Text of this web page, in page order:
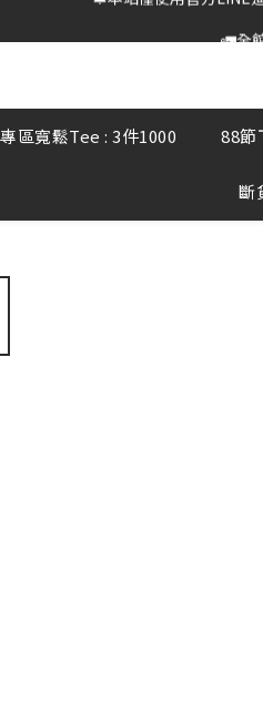
🔔本站僅使用官方LINE
🚛全
區寬鬆Tee : 3件1000 88節
斷